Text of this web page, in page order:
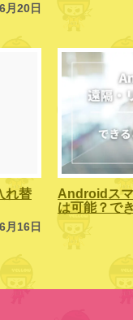
月20日
れ替
月16日
Androidス
は可能？で